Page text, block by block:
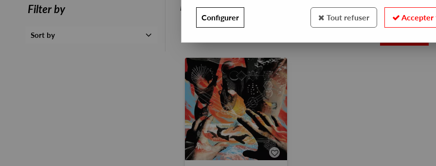
Filter by
Sort by
PRESALES EXCLUSIVES
Configurer Tout refuser Accepter